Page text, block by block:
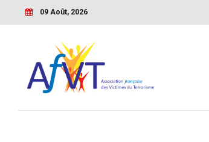
09 Août, 2026